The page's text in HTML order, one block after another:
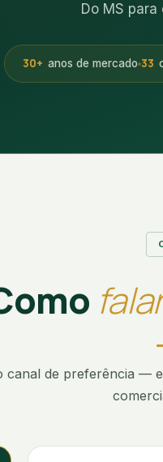
Do MS para
30+ anos de mercado 33
falar
canal de preferência —